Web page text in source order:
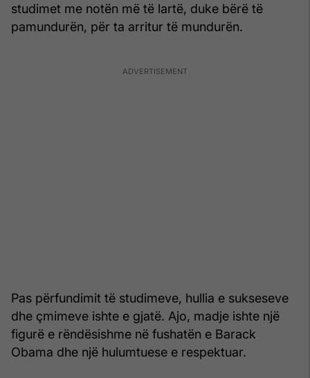
studimet me notën më të lartë, duke bërë të
pamundurën, për ta arritur të mundurën.
Pas përfundimit të studimeve, hullia e sukseseve
dhe çmimeve ishte e gjatë. Ajo, madje ishte një
figurë e rëndësishme në fushatën e Barack
Obama dhe një hulumtuese e respektuar.